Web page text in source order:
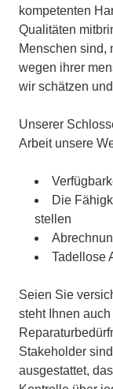
kompetenten
Qualitäten
Menschen sind,
wegen ihrer
wir schätzen
Unserer
Arbeit unsere
Die
stellen
Tadellose
Seien Sie
steht Ihnen
Stakeholder
ausgestattet,